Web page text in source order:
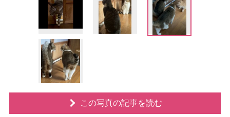
この写真の記事を読む